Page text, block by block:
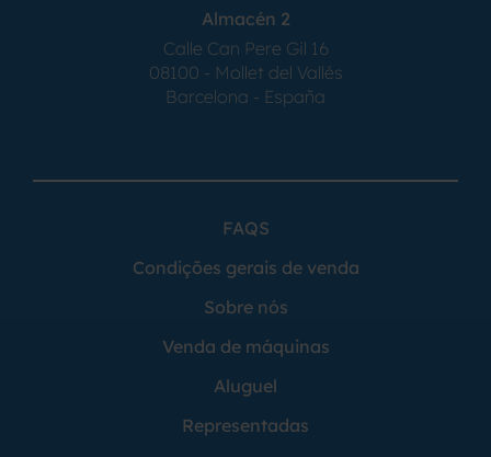
Almacén 2
Calle Can Pere Gil 16
08100 - Mollet del Vallés
Barcelona - España
FAQS
Condições gerais de venda
Sobre nós
Venda de máquinas
Aluguel
Representadas